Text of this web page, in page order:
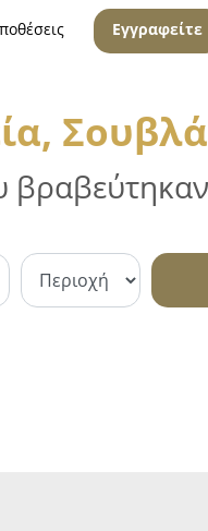
Εγγραφείτε